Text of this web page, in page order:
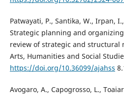
Patwayati, P., Santika, W., Irpan,
Strategic planning and
review of strategic and structural
Arts, Humanities and Social
https://doi.org/10.36099/ajahss
Avogaro, A., Capogrosso, L.,